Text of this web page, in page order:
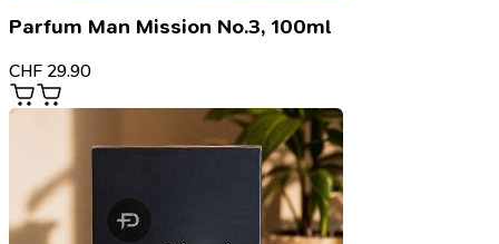
Parfum Man Mission No.3, 100ml
CHF 29.90